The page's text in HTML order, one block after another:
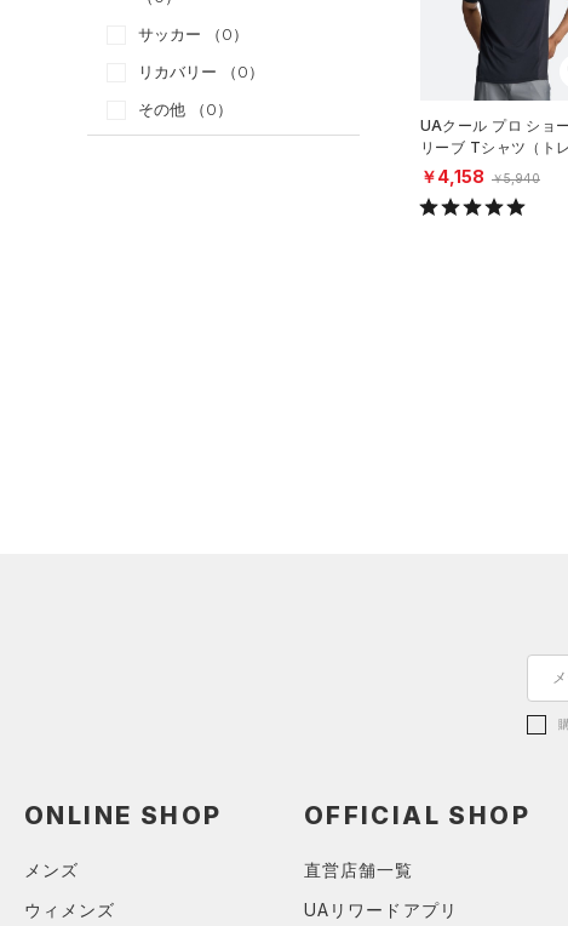
サッカー
（0）
リカバリー
（0）
その他
（0）
スイムウェア
UAクール プロ ショ
リーブ Tシャツ（トレ
ング/MEN）
￥4,158 ￥5,940
ONLINE SHOP
メンズ
ウィメンズ
OFFICIAL SHOP
直営店舗一覧
UAリワードアプリ